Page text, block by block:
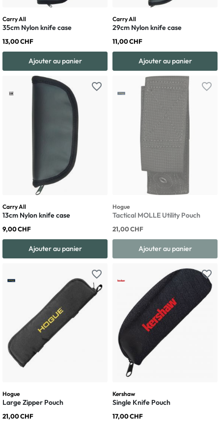
Carry All
35cm Nylon knife case
13,00 CHF
Ajouter au panier
Carry All
29cm Nylon knife case
11,00 CHF
Ajouter au panier
favorite_border
Carry All
13cm Nylon knife case
9,00 CHF
Ajouter au panier
favorite_border
Hogue
Tactical MOLLE Utility Pouch
21,00 CHF
Ajouter au panier
favorite_border
Hogue
Large Zipper Pouch
21,00 CHF
favorite_border
Kershaw
Single Knife Pouch
17,00 CHF